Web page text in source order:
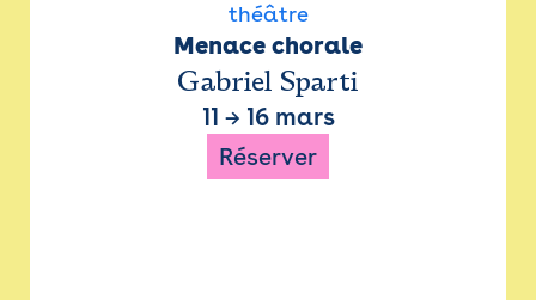
théâtre
Menace chorale
Gabriel Sparti
11 → 16 mars
Réserver